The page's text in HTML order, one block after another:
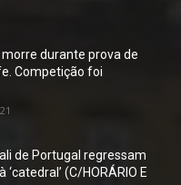
durante prova de
Competição foi
de Portugal regressam
(C/HORÁRIO E